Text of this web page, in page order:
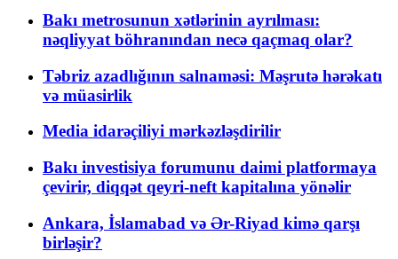
Bakı metrosunun xətlərinin ayrılması:
nəqliyyat böhranından necə qaçmaq olar?
Təbriz azadlığının salnaməsi: Məşrutə hərəkatı
və müasirlik
Media idarəçiliyi mərkəzləşdirilir
Bakı investisiya forumunu daimi platformaya
çevirir, diqqət qeyri-neft kapitalına yönəlir
Ankara, İslamabad və Ər-Riyad kimə qarşı
birləşir?